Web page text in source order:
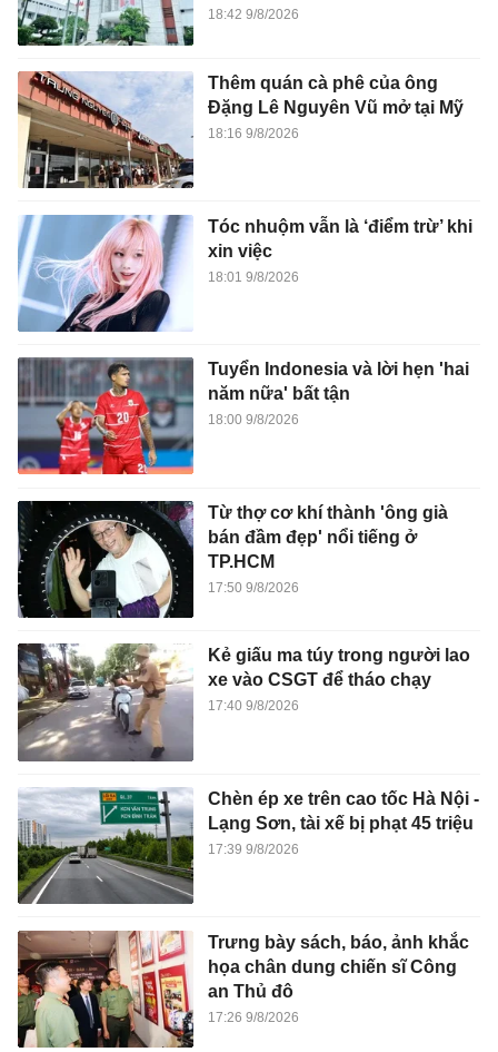
18:42 9/8/2026
Thêm quán cà phê của ông
Đặng Lê Nguyên Vũ mở tại Mỹ
18:16 9/8/2026
Tóc nhuộm vẫn là ‘điểm trừ’ khi
xin việc
18:01 9/8/2026
Tuyển Indonesia và lời hẹn 'hai
năm nữa' bất tận
18:00 9/8/2026
Từ thợ cơ khí thành 'ông già
bán đầm đẹp' nổi tiếng ở
TP.HCM
17:50 9/8/2026
Kẻ giấu ma túy trong người lao
xe vào CSGT để tháo chạy
17:40 9/8/2026
Chèn ép xe trên cao tốc Hà Nội -
Lạng Sơn, tài xế bị phạt 45 triệu
17:39 9/8/2026
Trưng bày sách, báo, ảnh khắc
họa chân dung chiến sĩ Công
an Thủ đô
17:26 9/8/2026